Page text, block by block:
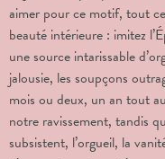
aimer pour ce motif, tout
beauté intérieure : imitez
une source intarissable
jalousie, les soupçons
mois ou deux, un an tout
notre ravissement, tandis
subsistent, l’orgueil, la